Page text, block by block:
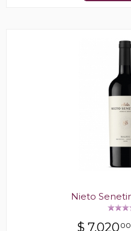
Nieto
$ 7.02000